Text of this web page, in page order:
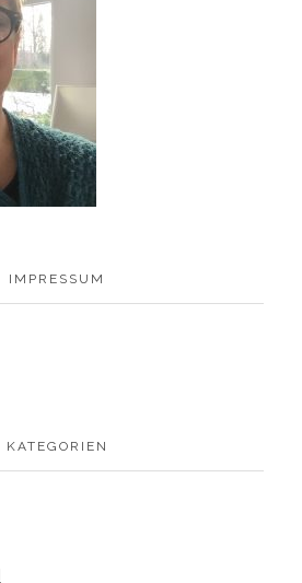
IMPRESSUM
KATEGORIEN